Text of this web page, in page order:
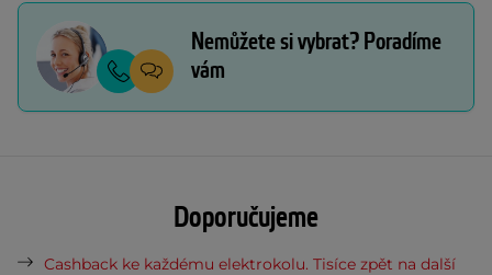
Nemůžete si vybrat? Poradíme
vám
Doporučujeme
Cashback ke každému elektrokolu. Tisíce zpět na další